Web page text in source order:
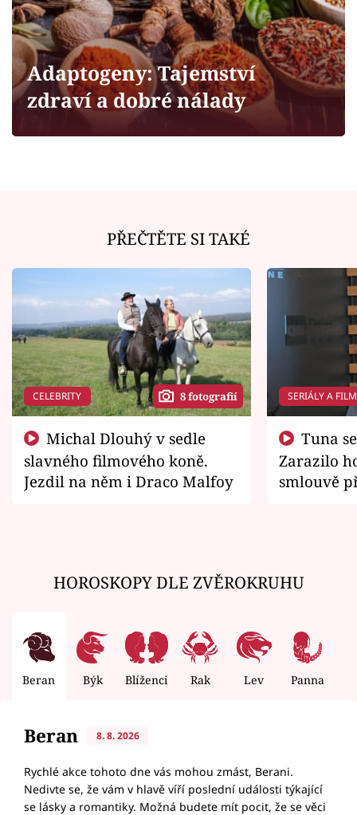
Sledujte prima+
Filmový festival Karlovy Vary
Sledujte nás
Adaptogeny: Tajemství
zdraví a dobré nálady
PŘEČTĚTE SI TAKÉ
CELEBRITY 8 fotografií
slavného filmového koně.
Jezdil na něm i Draco Malfoy
SERIÁLY A
Zarazilo
smlouvě
HOROSKOPY DLE ZVĚROKRUHU
Beran Býk Blíženci Rak Lev Panna
Beran 8. 8. 2026
Rychlé akce tohoto dne vás mohou zmást, Berani.
Nedivte se, že vám v hlavě víří poslední události týkající
se lásky a romantiky. Možná budete mít pocit, že se věci